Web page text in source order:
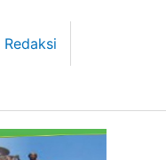
Redaksi